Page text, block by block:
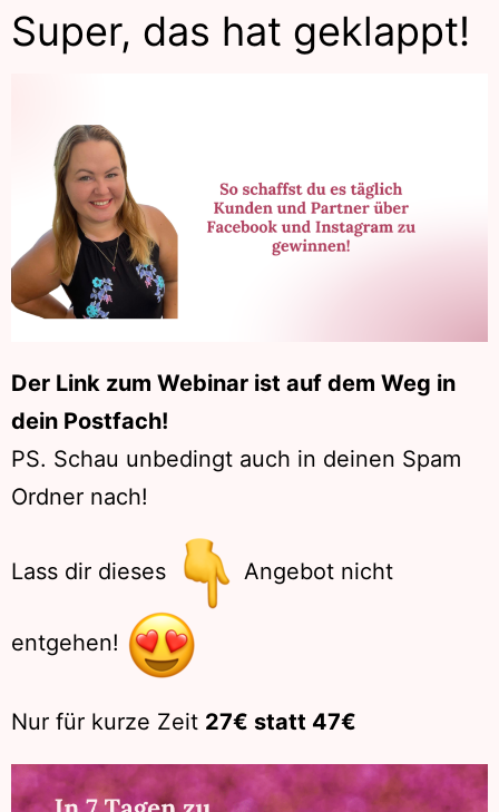
Super, das hat geklappt!
Der Link zum Webinar ist auf dem Weg in
dein Postfach!
PS. Schau unbedingt auch in deinen Spam
Ordner nach!
Lass dir dieses Angebot nicht
entgehen!
Nur für kurze Zeit 27€ statt 47€